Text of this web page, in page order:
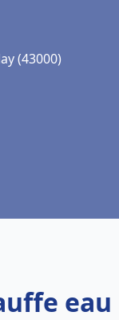
(43000)
eau